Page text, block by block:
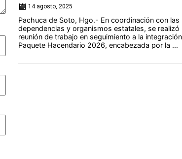
14 agosto, 2025
Pachuca de Soto, Hgo.- En coordinación con las
dependencias y organismos estatales, se realizó
reunión de trabajo en seguimiento a la
Paquete Hacendario 2026, encabezada por la ...